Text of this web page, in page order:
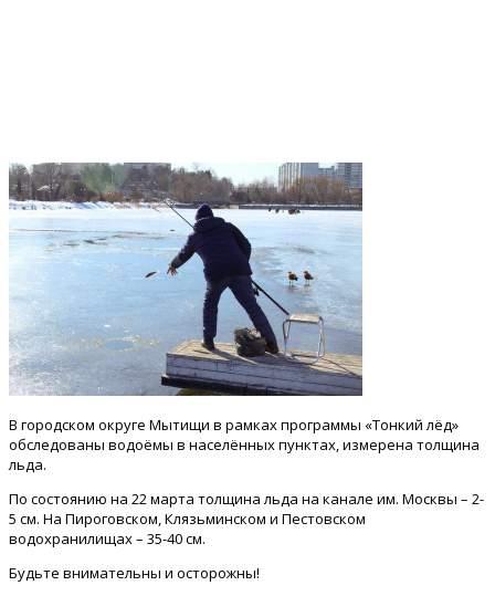
В городском округе Мытищи в рамках программы «Тонкий лёд»
обследованы водоёмы в населённых пунктах, измерена толщина
льда.
По состоянию на 22 марта толщина льда на канале им. Москвы – 2-
5 см. На Пироговском, Клязьминском и Пестовском
водохранилищах – 35-40 см.
Будьте внимательны и осторожны!